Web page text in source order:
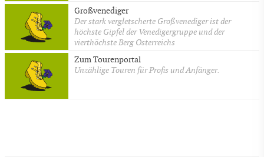
Großvenediger
Der stark vergletscherte Großvenediger ist der
höchste Gipfel der Venedigergruppe und der
vierthöchste Berg Österreichs
Zum Tourenportal
Unzählige Touren für Profis und Anfänger.